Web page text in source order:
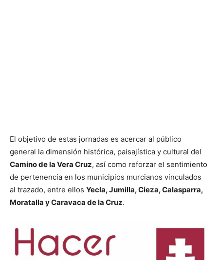
El objetivo de estas jornadas es acercar al público
general la dimensión histórica, paisajística y cultural del
Camino de la Vera Cruz, así como reforzar el sentimiento
de pertenencia en los municipios murcianos vinculados
al trazado, entre ellos Yecla, Jumilla, Cieza, Calasparra,
Moratalla y Caravaca de la Cruz.